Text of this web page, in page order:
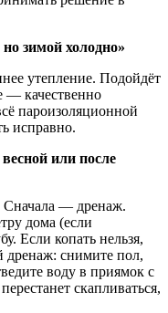
зимой холодно»
утепление. Подойдёт
качественно
пароизоляционной
исправно.
или после
Сначала — дренаж.
дома (если
Если копать нельзя,
дренаж: снимите пол,
воду в приямок с
скапливаться,